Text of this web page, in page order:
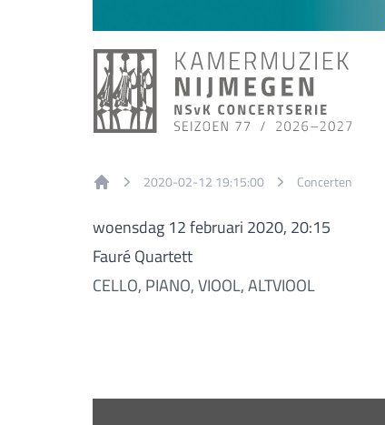
2020-02-12 19:15:00 Concerten
woensdag 12 februari 2020, 20:15
Fauré Quartett
CELLO, PIANO, VIOOL, ALTVIOOL